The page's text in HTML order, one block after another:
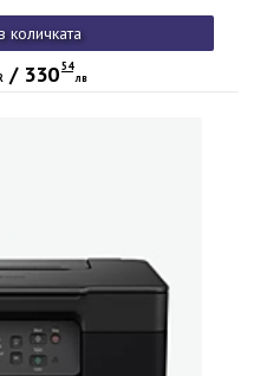
количката
/ 33054
лв